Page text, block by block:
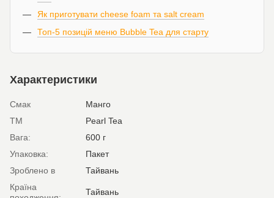
Як приготувати cheese foam та salt cream
Топ-5 позицій меню Bubble Tea для старту
Характеристики
Смак
Манго
ТМ
Pearl Tea
Вага:
600 г
Упаковка:
Пакет
Зроблено в
Тайвань
Країна
Тайвань